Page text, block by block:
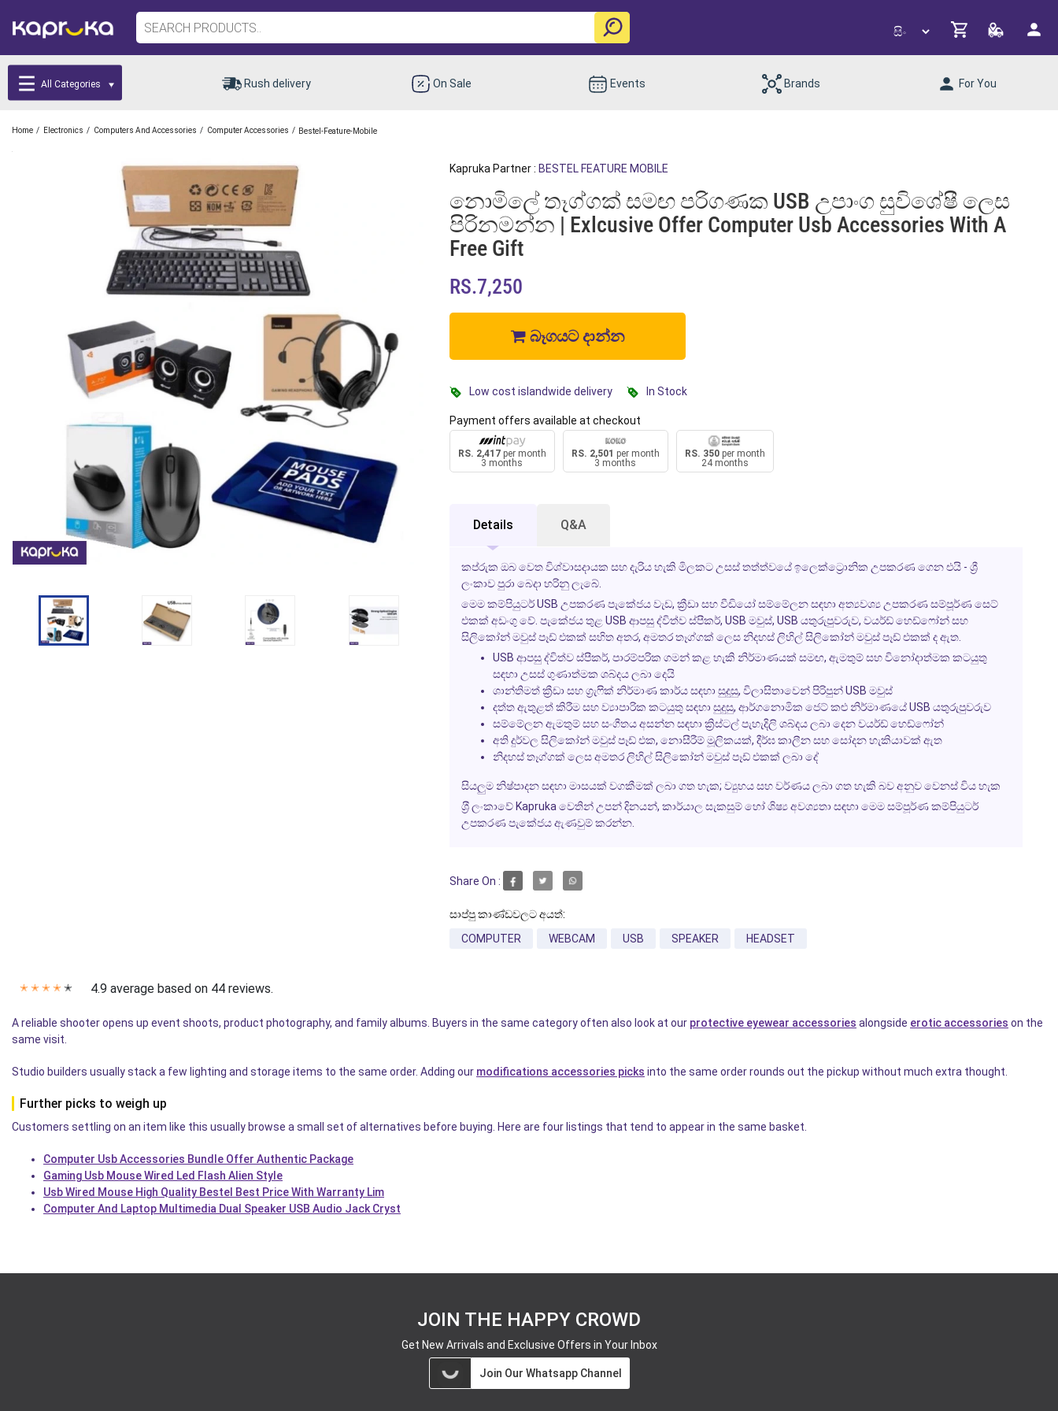
All Categories Rush delivery On Sale Events Brands For You
Home / Electronics / Computers And Accessories / Computer Accessories / Bestel-Feature-Mobile
Kapruka Partner : BESTEL FEATURE MOBILE
නොමිලේ තෑග්ගක් සමඟ පරිගණක USB උපාංග සුවිශේෂී ලෙස
පිරිනමන්න | Exlcusive Offer Computer Usb Accessories With A
Free Gift
RS.7,250
බෑගයට දාන්න
Low cost islandwide delivery In Stock
Payment offers available at checkout
RS. 2,417per month
3 months
RS. 2,501 per month
3 months
RS. 350per month
24 months
Details Q&A
කප්රුක ඔබ වෙත විශ්වාසදායක සහ දැරිය හැකි මිලකට උසස් තත්ත්වයේ ඉලෙක්ට්‍රොනික උපකරණ ගෙන එයි - ශ්‍රී
ලංකාව පුරා බෙදා හරිනු ලැබේ.
මෙම කම්පියුටර් USB උපකරණ පැකේජය වැඩ, ක්‍රීඩා සහ වීඩියෝ සම්මේලන සඳහා අත්‍යවශ්‍ය උපකරණ සම්පූර්ණ සෙට්
එකක් අඩංගු වේ. පැකේජය තුළ USB ආපසු ද්විත්ව ස්පීකර්, USB මවුස්, USB යතුරුපුවරුව, වයර්ඩ් හෙඩ්ෆෝන් සහ
සිලිකෝන් මවුස් පෑඩ් එකක් සහිත අතර, අමතර තෑග්ගක් ලෙස නිදහස් ලිහිල් සිලිකෝන් මවුස් පෑඩ් එකක් ද ඇත.
USB ආපසු ද්විත්ව ස්පීකර්, පාරම්පරික ගමන් කළ හැකි නිර්මාණයක් සමඟ, ඇමතුම් සහ විනෝදාත්මක කටයුතු
සඳහා උසස් ගුණාත්මක ශබ්දය ලබා දෙයි
ශාන්තිමත් ක්‍රීඩා සහ ග්‍රැෆික් නිර්මාණ කාර්ය සඳහා සුදුසු, විලාසිතාවෙන් පිරිපුන් USB මවුස්
දත්ත ඇතුළත් කිරීම සහ ව්‍යාපාරික කටයුතු සඳහා සුදුසු, ආර්ගනොමික ජෙට් කළු නිර්මාණයේ USB යතුරුපුවරුව
සම්මේලන ඇමතුම් සහ සංගීතය අසන්න සඳහා ක්‍රිස්ටල් පැහැදිලි ශබ්දය ලබා දෙන වයර්ඩ් හෙඩ්ෆෝන්
අති දුර්වල සිලිකෝන් මවුස් පෑඩ් එක, නොසීරීම් මූලිකයක්, දීර්ඝ කාලීන සහ සෝදන හැකියාවක් ඇත
නිදහස් තෑග්ගක් ලෙස අමතර ලිහිල් සිලිකෝන් මවුස් පෑඩ් එකක් ලබා දේ
සියලුම නිෂ්පාදන සඳහා මාසයක් වගකීමක් ලබා ගත හැක; ව්‍යුහය සහ වර්ණය ලබා ගත හැකි බව අනුව වෙනස් විය හැක
ශ‍්‍රී ලංකාවේ Kapruka වෙතින් උපන් දිනයන්, කාර්යාල සැකසුම් හෝ ශිෂ්‍ය අවශ්‍යතා සඳහා මෙම සම්පූර්ණ කම්පියුටර්
උපකරණ පැකේජය ඇණවුම් කරන්න.
Share On :
සාප්පු කාණ්ඩවලට අයත්:
COMPUTER
WEBCAM USB SPEAKER HEADSET
✭ ✭ ✭ ✭ ✭ 4.9 average based on 44 reviews.
A reliable shooter opens up event shoots, product photography, and family albums. Buyers in the same category often also look at our protective eyewear accessories alongside erotic accessories on the
same visit.
Studio builders usually stack a few lighting and storage items to the same order. Adding our modifications accessories picks into the same order rounds out the pickup without much extra thought.
Further picks to weigh up
Customers settling on an item like this usually browse a small set of alternatives before buying. Here are four listings that tend to appear in the same basket.
Computer Usb Accessories Bundle Offer Authentic Package
Gaming Usb Mouse Wired Led Flash Alien Style
Usb Wired Mouse High Quality Bestel Best Price With Warranty Lim
Computer And Laptop Multimedia Dual Speaker USB Audio Jack Cryst
JOIN THE HAPPY CROWD
Get New Arrivals and Exclusive Offers in Your Inbox
Join Our Whatsapp Channel